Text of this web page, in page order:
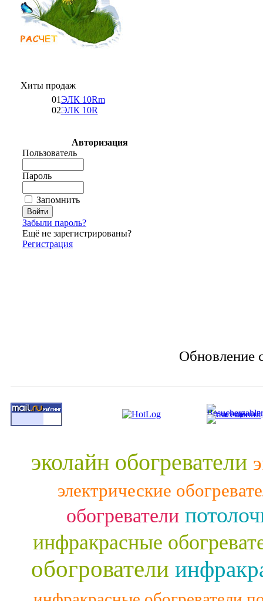
Хиты продаж
01ЭЛК 10Rm
02ЭЛК 10R
Авторизация
Пользователь
Пароль
Запомнить
Забыли пароль?
Ещё не зарегистрированы?
Регистрация
Обновление
эколайн обогреватели
электрические
обогреватели
инфракрасные
обогрователи